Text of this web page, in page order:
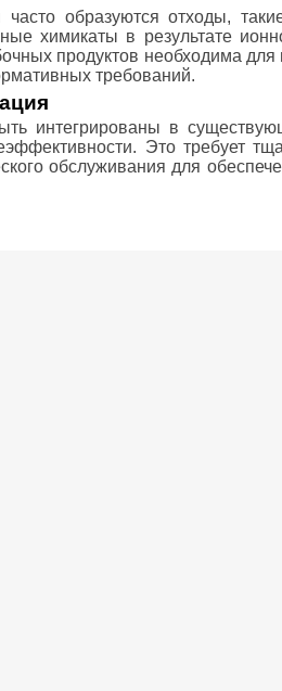
часто образуются отходы,
химикаты в результате
продуктов необходима
требований.
интегрированы в
Это требует
обслуживания для